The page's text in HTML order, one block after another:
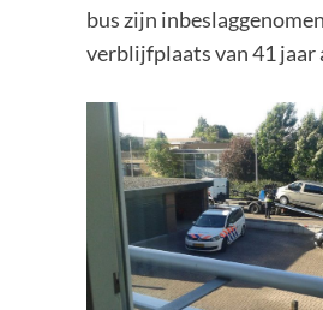
bus zijn
verblijfplaats van 41 jaar